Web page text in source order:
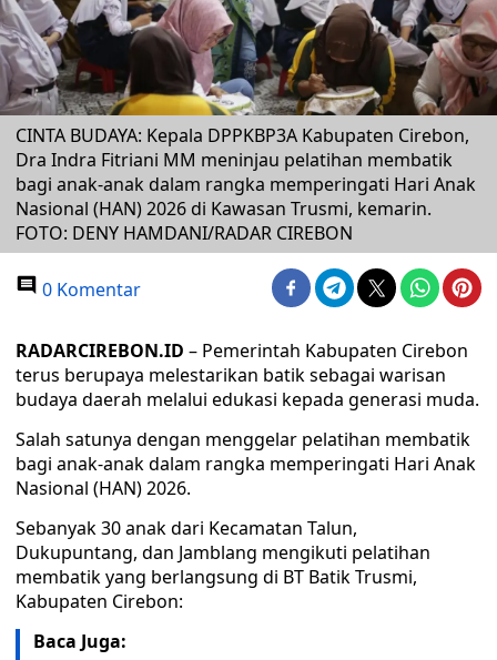
CINTA BUDAYA: Kepala DPPKBP3A Kabupaten Cirebon,
Dra Indra Fitriani MM meninjau pelatihan membatik
bagi anak-anak dalam rangka memperingati Hari Anak
Nasional (HAN) 2026 di Kawasan Trusmi, kemarin.
FOTO: DENY HAMDANI/RADAR CIREBON
0 Komentar
RADARCIREBON.ID – Pemerintah Kabupaten Cirebon
terus berupaya melestarikan batik sebagai warisan
budaya daerah melalui edukasi kepada generasi muda.
Salah satunya dengan menggelar pelatihan membatik
bagi anak-anak dalam rangka memperingati Hari Anak
Nasional (HAN) 2026.
Sebanyak 30 anak dari Kecamatan Talun,
Dukupuntang, dan Jamblang mengikuti pelatihan
membatik yang berlangsung di BT Batik Trusmi,
Kabupaten Cirebon:
Baca Juga: